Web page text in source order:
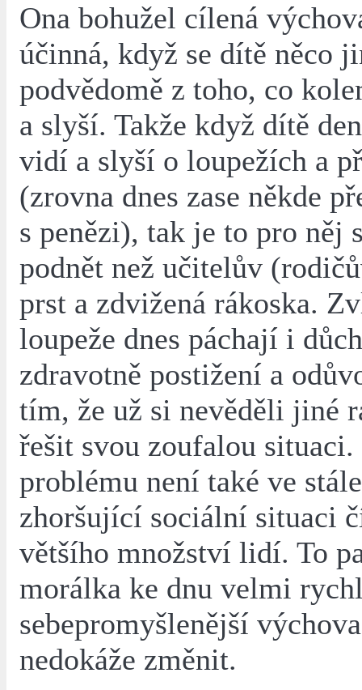
Ona bohužel cílená
účinná, když se dítě něco
podvědomě z toho, co
a slyší. Takže když dítě
vidí a slyší o loupežích a
(zrovna dnes zase někde
s penězi), tak je to pro něj
podnět než učitelův
prst a zdvižená rákoska.
loupeže dnes páchají i
zdravotně postižení a
tím, že už si nevěděli jiné
řešit svou zoufalou situaci.
problému není také ve
zhoršující sociální situaci
většího množství lidí. To
morálka ke dnu velmi
sebepromyšlenější
nedokáže změnit.